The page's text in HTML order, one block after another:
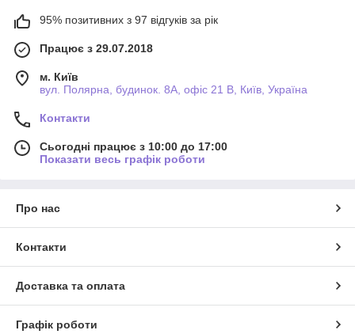
95% позитивних з 97 відгуків за рік
Працює з 29.07.2018
м. Київ
вул. Полярна, будинок. 8А, офіс 21 В, Київ, Україна
Контакти
Сьогодні працює з 10:00 до 17:00
Показати весь графік роботи
Про нас
Контакти
Доставка та оплата
Графік роботи